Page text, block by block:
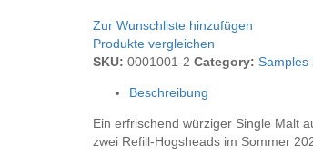
Zur Wunschliste hinzufügen
Produkte vergleichen
SKU: 0001001-2 Category: Samples
Beschreibung
Ein erfrischend würziger Single Malt
zwei Refill-Hogsheads im Sommer